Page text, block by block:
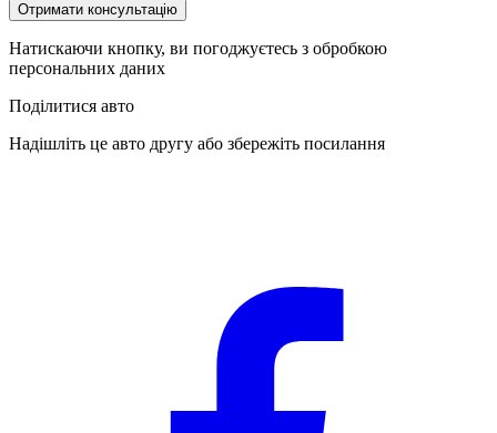
Отримати консультацію
Натискаючи кнопку, ви погоджуєтесь з обробкою
персональних даних
Поділитися авто
Надішліть це авто другу або збережіть посилання